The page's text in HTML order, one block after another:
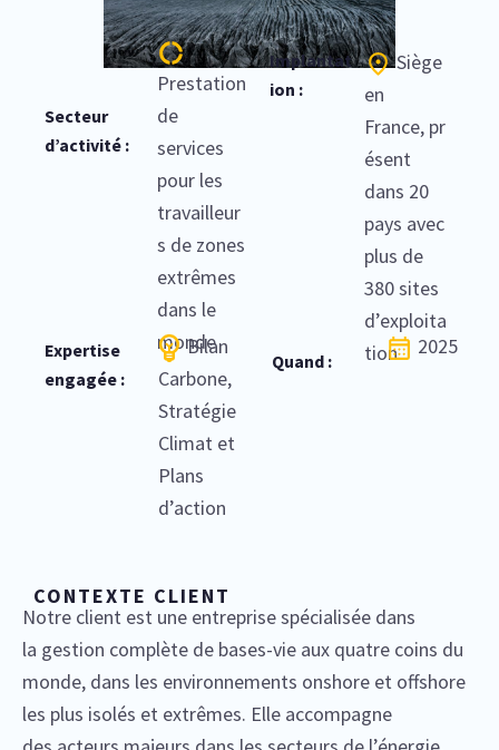
Secteur
d’activité :
Prestation
de
services
pour les
travailleur
s de zones
extrêmes
dans le
monde
Implantat
ion :
Siège
en
France, pr
ésent
dans 20
pays avec
plus de
380 sites
d’exploita
tion
Expertise
engagée :
Bilan
Carbone,
Stratégie
Climat et
Plans
d’action
Quand :
2025
CONTEXTE CLIENT
Notre client est une entreprise spécialisée dans
la gestion complète de bases-vie aux quatre coins du
monde, dans les environnements onshore et offshore
les plus isolés et extrêmes. Elle accompagne